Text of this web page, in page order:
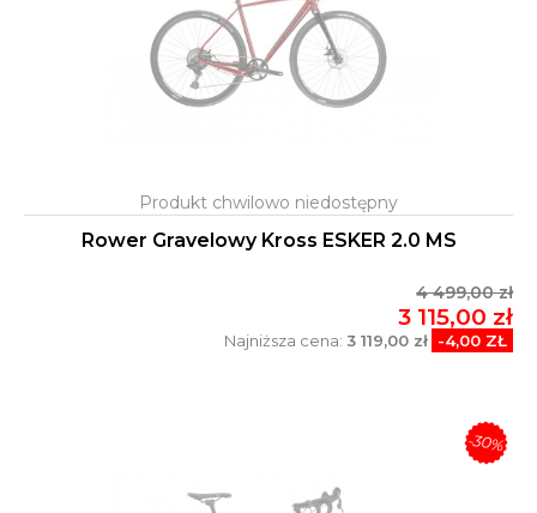
Rower Gravelowy Kross ESKER 2.0 MS
4 499,00 zł
3 115,00 zł
Najniższa cena: 3 119,00 zł -4,00 ZŁ
-30%